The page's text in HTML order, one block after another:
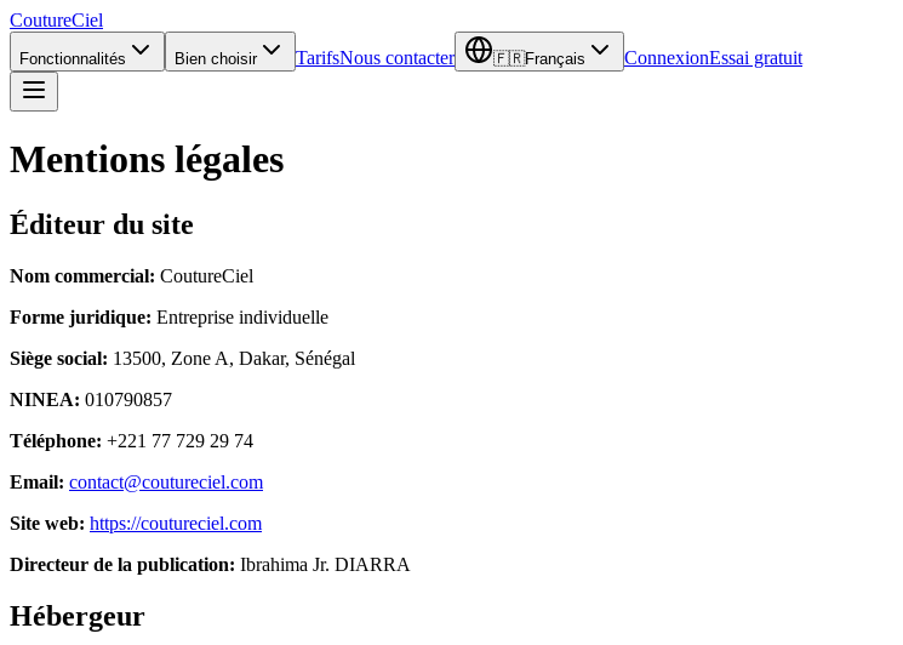
CoutureCiel
Fonctionnalités Bien choisir TarifsNous contacter 🇫🇷Français ConnexionEssai gratuit
Mentions légales
Éditeur du site
Nom commercial: CoutureCiel
Forme juridique: Entreprise individuelle
Siège social: 13500, Zone A, Dakar, Sénégal
NINEA: 010790857
Téléphone: +221 77 729 29 74
Email: contact@coutureciel.com
Site web: https://coutureciel.com
Directeur de la publication: Ibrahima Jr. DIARRA
Hébergeur